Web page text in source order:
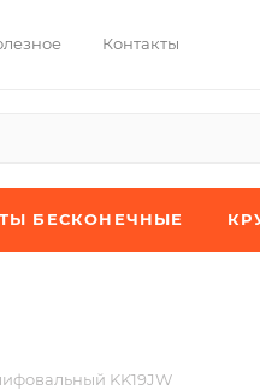
Контакты
БЕСКОНЕЧНЫЕ
KK19JW